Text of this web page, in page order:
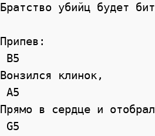
Братство убийц будет
Припев:
Вонзился клинок,
Прямо в сердце и